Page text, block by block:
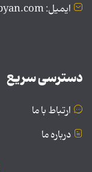
ایمیل: public@tebyan.com
دسترسی سریع
ارتباط با ما
درباره ما